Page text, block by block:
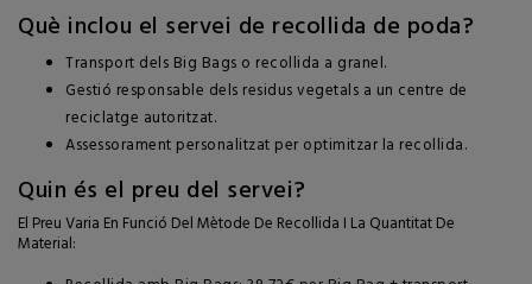
Què inclou el servei de recollida de poda?
Transport dels Big Bags o recollida a granel.
Gestió responsable dels residus vegetals a un centre de
reciclatge autoritzat.
Assessorament personalitzat per optimitzar la recollida.
Quin és el preu del servei?
El Preu Varia En Funció Del Mètode De Recollida I La Quantitat De
Material: